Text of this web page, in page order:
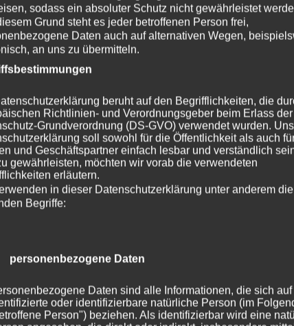
Bernd Heinrich, KWF e.V.
sodass ein absoluter Schutz nicht gewährleistet
Grund steht es jeder betroffenen Person frei,
Daten auch auf alternativen Wegen,
an uns zu übermitteln.
beruht auf den Begrifflichkeiten, die
Richtlinien- und Verordnungsgeber beim Erlass der
Grundverordnung (DS-GVO) verwendet wurden.
soll sowohl für die Öffentlichkeit als auch
und Geschäftspartner einfach lesbar und verständlich
gewährleisten, möchten wir vorab die verwendeten
erläutern.
in dieser Datenschutzerklärung unter anderem die
Begriffe:
personenbezogene Daten
Daten sind alle Informationen, die sich
oder identifizierbare natürliche Person (im
Person") beziehen. Als identifizierbar wird eine